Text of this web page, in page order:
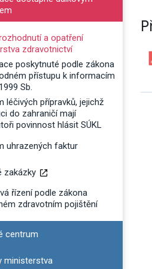
pro Informace dostupné
a opatření
zdravotnictví
poskytnuté podle zákona
přístupu k informacím
Sb.
léčivých přípravků, jejichž
do zahraničí mají
povinnost hlásit SÚKL
uhrazených faktur
zakázky
řízení podle zákona
zdravotním pojištění
pro Tiskové centrum
centrum
pro Agendy ministerstva
ministerstva